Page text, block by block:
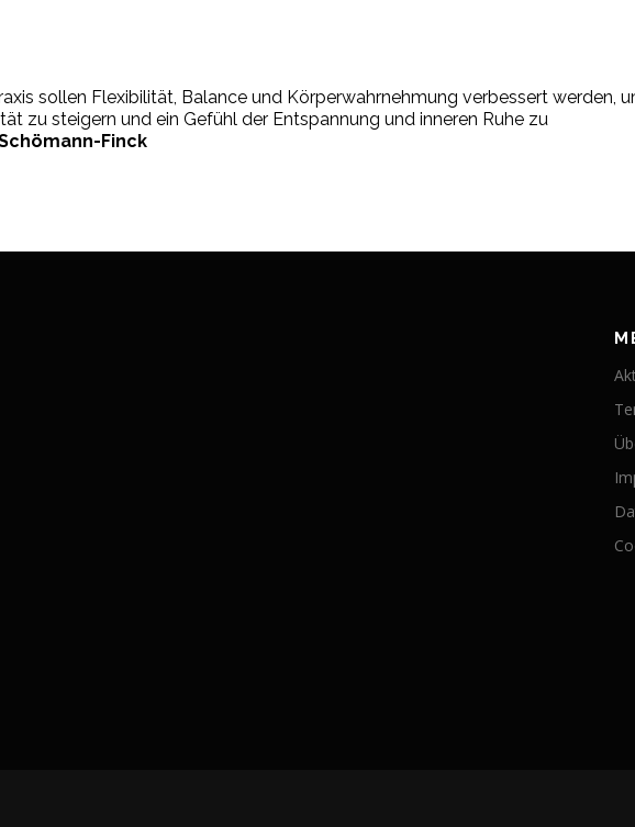
sollen Flexibilität, Balance und Körperwahrnehmung verbessert werden,
zu steigern und ein Gefühl der Entspannung und inneren Ruhe zu
Finck